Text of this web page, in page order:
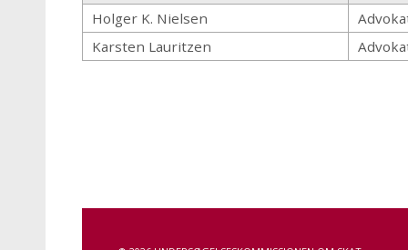
Holger K. Nielsen
Karsten Lauritzen